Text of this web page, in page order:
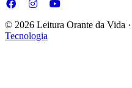
© 2026 Leitura Orante da Vida
Tecnologia